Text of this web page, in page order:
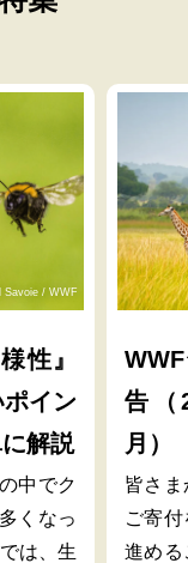
Savoie / WWF
性』
イン
解説
中でク
くなっ
は、生
告（
月）
皆さ
ご寄
進める